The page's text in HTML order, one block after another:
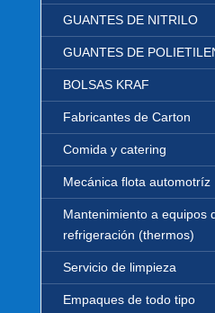
GUANTES DE NITRILO
GUANTES DE
BOLSAS KRAF
Fabricantes de Carton
Comida y catering
Mecánica flota automotríz
Mantenimiento a equipos
refrigeración (thermos)
Servicio de limpieza
Empaques de todo tipo